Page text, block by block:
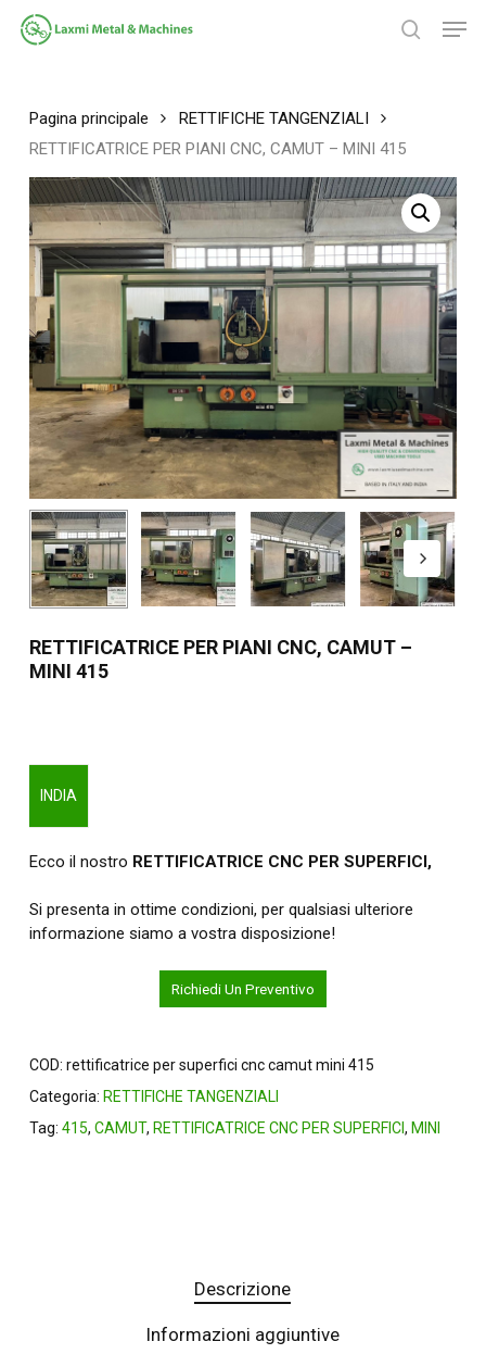
Salta
Pagina principale
RETTIFICHE TANGENZIALI
RETTIFICATRICE PER PIANI CNC, CAMUT – MINI 415
RETTIFICATRICE PER PIANI CNC, CAMUT –
MINI 415
INDIA
Ecco il nostro RETTIFICATRICE CNC PER SUPERFICI,
Si presenta in ottime condizioni, per qualsiasi ulteriore
informazione siamo a vostra disposizione!
Richiedi Un Preventivo
COD: rettificatrice per superfici cnc camut mini 415
Categoria: RETTIFICHE TANGENZIALI
Tag: 415, CAMUT, RETTIFICATRICE CNC PER SUPERFICI, MINI
Descrizione
Informazioni aggiuntive